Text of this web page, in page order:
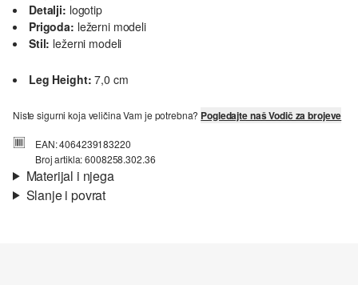
Detalji: logotip
Prigoda: ležerni modeli
Stil: ležerni modeli
Leg Height: 7,0 cm
Niste sigurni koja veličina Vam je potrebna? Pogledajte naš Vodič za brojeve
EAN: 4064239183220
Broj artikla: 6008258.302.36
Materijal i njega
Slanje i povrat